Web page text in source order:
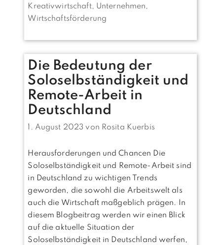
Kreativwirtschaft, Unternehmen,
Wirtschaftsförderung
Die Bedeutung der
Soloselbständigkeit und
Remote-Arbeit in
Deutschland
1. August 2023 von Rosita Kuerbis
Herausforderungen und Chancen Die
Soloselbständigkeit und Remote-Arbeit sind
in Deutschland zu wichtigen Trends
geworden, die sowohl die Arbeitswelt als
auch die Wirtschaft maßgeblich prägen. In
diesem Blogbeitrag werden wir einen Blick
auf die aktuelle Situation der
Soloselbständigkeit in Deutschland werfen,